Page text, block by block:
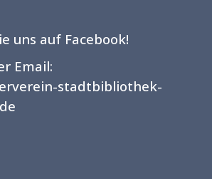
uns auf Facebook!
Email:
stadtbibliothek-